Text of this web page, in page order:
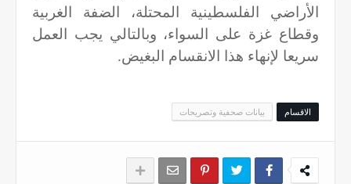
الأراضي الفلسطينية المحتلة، الضفة الغربية
وقطاع غزة على السواء، وبالتالي يجب العمل
سريعا لإنهاء هذا الانقسام البغيض.
الاقسام بيانات صحفية وتصريحات